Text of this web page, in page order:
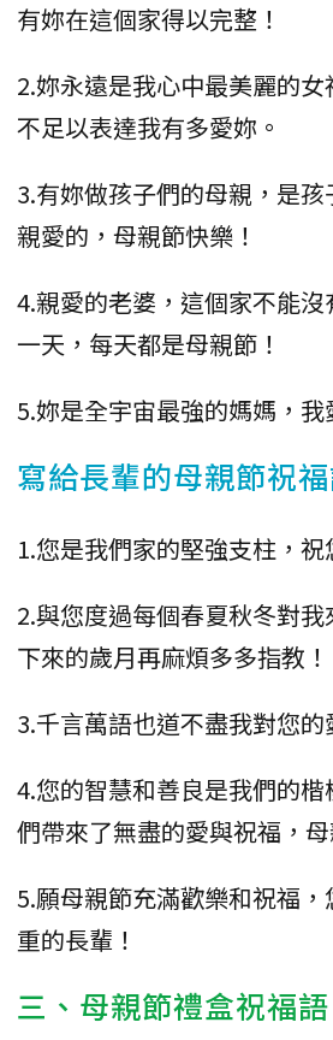
有妳在這個家得以完整！
2.妳永遠是我心中最美麗的
不足以表達我有多愛妳。
3.有妳做孩子們的母親，是孩
親愛的，母親節快樂！
4.親愛的老婆，這個家不能
一天，每天都是母親節！
5.妳是全宇宙最強的媽媽，我
寫給長輩的母親節祝福
1.您是我們家的堅強支柱，祝
2.與您度過每個春夏秋冬對
下來的歲月再麻煩多多指教！
3.千言萬語也道不盡我對您的
4.您的智慧和善良是我們的
們帶來了無盡的愛與祝福，母
5.願母親節充滿歡樂和祝福
重的長輩！
三、母親節禮盒祝福語